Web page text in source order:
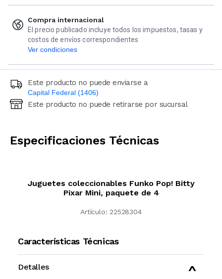
Compra internacional
El precio publicado incluye todos los impuestos, tasas y
costos de envíos correspondientes
Ver condiciones
Este producto no puede enviarse a
Capital Federal (1406)
Ingresá código postal (sólo números)
Este producto no puede retirarse por sucursal
Especificaciones Técnicas
Juguetes coleccionables Funko Pop! Bitty
Pixar Mini, paquete de 4
Artículo: 22528304
Características Técnicas
Detalles